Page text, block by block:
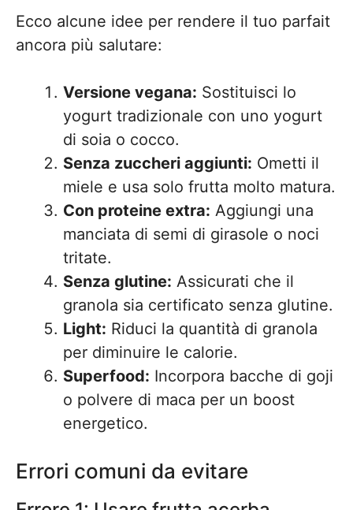
Ecco alcune idee per rendere il tuo parfait
ancora più salutare:
Versione vegana: Sostituisci lo
yogurt tradizionale con uno yogurt
di soia o cocco.
Senza zuccheri aggiunti: Ometti il
miele e usa solo frutta molto matura.
Con proteine extra: Aggiungi una
manciata di semi di girasole o noci
tritate.
Senza glutine: Assicurati che il
granola sia certificato senza glutine.
Light: Riduci la quantità di granola
per diminuire le calorie.
Superfood: Incorpora bacche di goji
o polvere di maca per un boost
energetico.
Errori comuni da evitare